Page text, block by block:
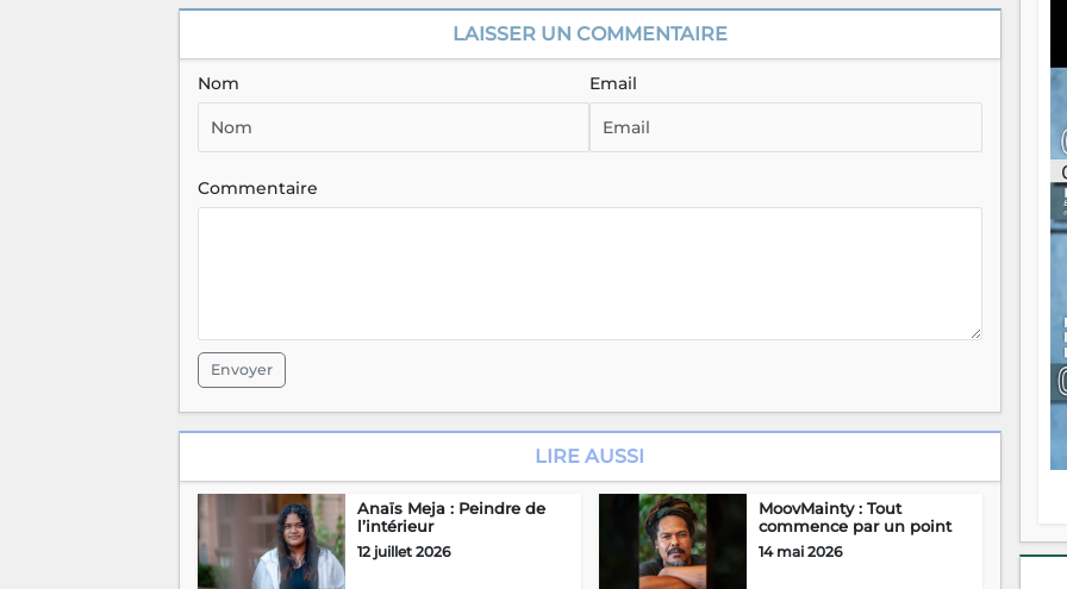
LAISSER UN COMMENTAIRE
Nom Email
Commentaire
Envoyer
LIRE AUSSI
Anaïs Meja : Peindre de
l’intérieur
12 juillet 2026
MoovMainty : Tout
commence par un point
14 mai 2026